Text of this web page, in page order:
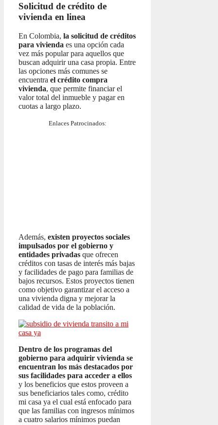
Solicitud de crédito de
vivienda en linea
En Colombia, la solicitud de créditos
para vivienda es una opción cada
vez más popular para aquellos que
buscan adquirir una casa propia. Entre
las opciones más comunes se
encuentra el crédito compra
vivienda, que permite financiar el
valor total del inmueble y pagar en
cuotas a largo plazo.
Enlaces Patrocinados:
Además, existen proyectos sociales
impulsados por el gobierno y
entidades privadas que ofrecen
créditos con tasas de interés más bajas
y facilidades de pago para familias de
bajos recursos. Estos proyectos tienen
como objetivo garantizar el acceso a
una vivienda digna y mejorar la
calidad de vida de la población.
Dentro de los programas del
gobierno para adquirir vivienda se
encuentran los más destacados por
sus facilidades para acceder a ellos
y los beneficios que estos proveen a
sus beneficiarios tales como, crédito
mi casa ya el cual está enfocado para
que las familias con ingresos mínimos
a cuatro salarios mínimos puedan